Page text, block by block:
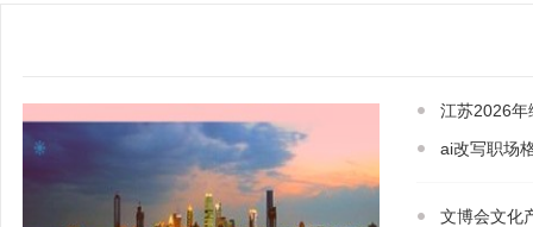
江苏2026年
ai改写职场
文博会文化